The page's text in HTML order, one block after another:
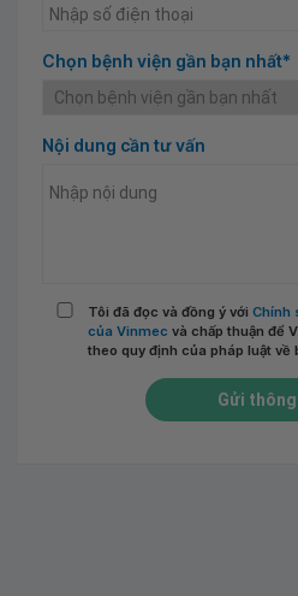
Chọn bệnh viện gần bạn nhất*
Nội dung cần tư vấn
Tôi đã đọc và đồng ý với Chính
của Vinmec và chấp thuận để
theo quy định của pháp luật về
Gửi